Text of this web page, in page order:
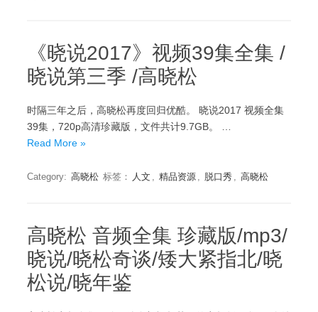
《晓说2017》视频39集全集 /
晓说第三季 /高晓松
时隔三年之后，高晓松再度回归优酷。 晓说2017 视频全集
39集，720p高清珍藏版，文件共计9.7GB。 …
Read More »
Category: 高晓松 标签： 人文 , 精品资源 , 脱口秀 , 高晓松
高晓松 音频全集 珍藏版/mp3/
晓说/晓松奇谈/矮大紧指北/晓
松说/晓年鉴